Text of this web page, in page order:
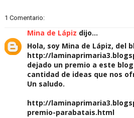
1 Comentario:
Mina de Lápiz dijo...
Hola, soy Mina de Lápiz, del
http://
dejado un premio a este
cantidad de ideas que nos
Un saludo.
http://
premio-parabatais.html